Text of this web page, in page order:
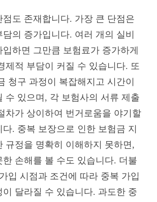
점도 존재합니다. 가장 큰 단점은
담의 증가입니다. 여러 개의 실비
입하면 그만큼 보험료가 증가하게
제적 부담이 커질 수 있습니다. 또
청구 과정이 복잡해지고 시간이
수 있으며, 각 보험사의 서류 제출
차가 상이하여 번거로움을 야기할
다. 중복 보장으로 인한 보험금 지
규정을 명확히 이해하지 못하면,
한 손해를 볼 수도 있습니다. 더불
입 시점과 조건에 따라 중복 가입
이 달라질 수 있습니다. 과도한 중